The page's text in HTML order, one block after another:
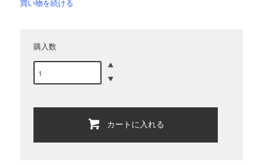
買い物を続ける
購入数
カートに入れる